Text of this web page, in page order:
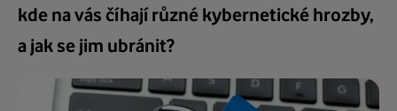
kde na vás číhají různé kybernetické hrozby,
a jak se jim ubránit?